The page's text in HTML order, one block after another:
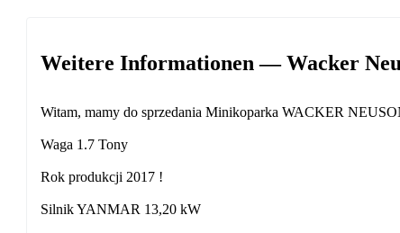
Weitere Informationen — Wacker
Witam, mamy do sprzedania Minikoparka WACKER
Waga 1.7 Tony
Rok produkcji 2017 !
Silnik YANMAR 13,20 kW